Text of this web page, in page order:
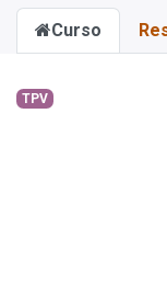
Curso
TPV